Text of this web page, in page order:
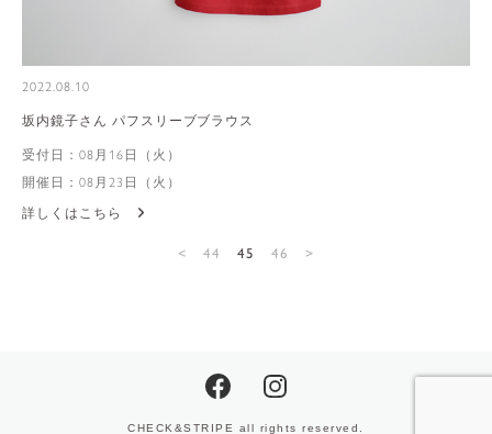
2022.08.10
坂内鏡子さん パフスリーブブラウス
受付日：08月16日（火）
開催日：08月23日（火）
詳しくはこちら
< 44 45 46 >
CHECK&STRIPE all rights reserved.